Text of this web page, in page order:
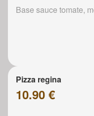
Base sauce tomate,
Pizza regina
10.90 €